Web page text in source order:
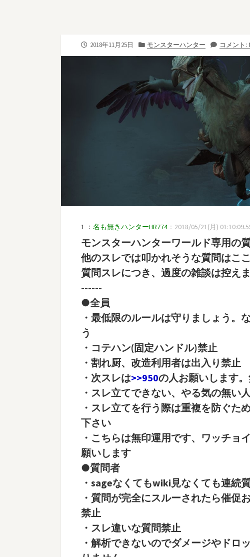
公
2018年11月25日
カ
リ
ー
モンスターハンター コメント:
1 ： 名も無きハンターHR774：2018/05/21(月)
モンスターハンターワールド専用の
他のスレでは叩かれそうな質問はこ
質問スレにつき、過度の雑談は控え
------
●全員
・最低限のルールは守りましょう。
う
・コテハン(固定ハンドル)禁止
・割れ厨、改造利用者は出入り禁止
・次スレは>>950の人お願いします
・スレ立てできない、やる気の無い
・スレ立てを行う際は重複を防ぐた
下さい
・こちらは無印運用です、ワッチョ
願いします
●質問者
・sageなくてもwiki見なくても連続
・質問が完全にスルーされたら催促
禁止
・スレ違いな質問禁止
・解析できないのでダメージやドロ